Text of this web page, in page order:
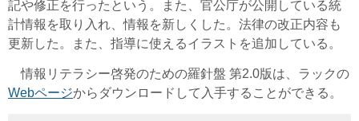
記や修正を行ったという。また、官公庁が公開している統
計情報を取り入れ、情報を新しくした。法律の改正内容も
更新した。また、指導に使えるイラストを追加している。
情報リテラシー啓発のための羅針盤 第2.0版は、ラックの
Webページからダウンロードして入手することができる。